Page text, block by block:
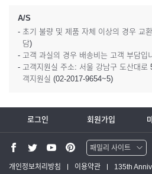
A/S
- 초기 불량 및 제품 자체 이상의 경우 교
담)
- 고객 과실의 경우 배송비는 고객 부담입
- 고객지원실 주소: 서울 강남구 도산대
객지원실 (02-2017-9654~5)
로그인 회원가입
패밀리 사이트
워터맨 쇼핑몰
개인정보처리방침 이용약관 135th